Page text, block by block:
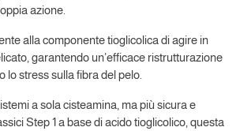
azione.
alla componente tioglicolica di agire in
garantendo un’efficace ristrutturazione
lo stress sulla fibra del pelo.
a sola cisteamina, ma più sicura e
Step 1 a base di acido tioglicolico, questa